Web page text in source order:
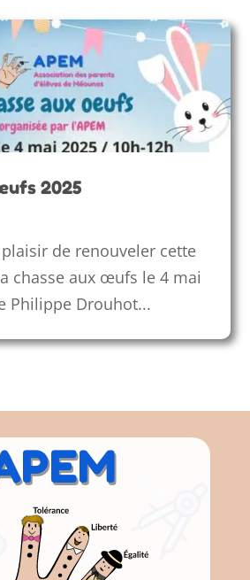
2025
plaisir de renouveler cette
chasse aux œufs le 4 mai
Philippe Drouhot...